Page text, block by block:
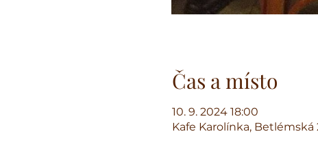
Čas a místo
10. 9. 2024 18:00
Kafe Karolínka, Betlémská